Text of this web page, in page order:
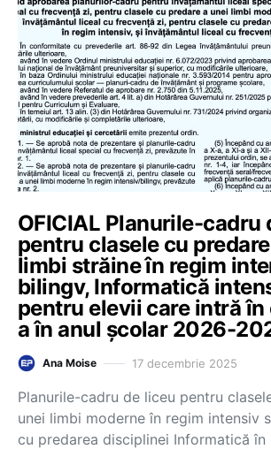
OFICIAL Planurile-cadru
pentru clasele cu
limbi străine în regim
bilingv, Informatică
pentru elevii care intră în
a în anul școlar 2026-
Ana Moise 17 decembrie 2025
Planurile-cadru de liceu pentru
unei limbi moderne în regim intensiv
cu predarea disciplinei Informatică în